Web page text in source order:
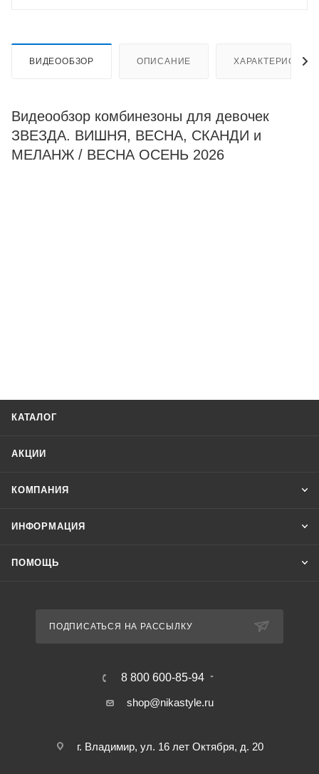
ВИДЕООБЗОР ОПИСАНИЕ
Видеообзор комбинезоны для девочек
ЗВЕЗДА. ВИШНЯ, ВЕСНА, СКАНДИ и
МЕЛАНЖ / ВЕСНА ОСЕНЬ 2026
КАТАЛОГ
АКЦИИ
КОМПАНИЯ
ИНФОРМАЦИЯ
ПОМОЩЬ
ПОДПИСАТЬСЯ НА РАССЫЛКУ
8 800 600-85-94
shop@nikastyle.ru
г. Владимир, ул. 16 лет Октября, д. 20